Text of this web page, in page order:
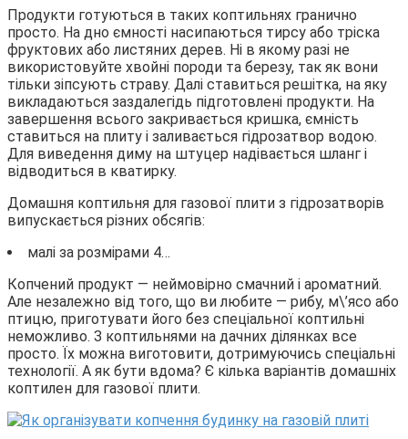
Продукти готуються в таких коптильнях гранично
просто. На дно ємності насипаються тирсу або тріска
фруктових або листяних дерев. Ні в якому разі не
використовуйте хвойні породи та березу, так як вони
тільки зіпсують страву. Далі ставиться решітка, на яку
викладаються заздалегідь підготовлені продукти. На
завершення всього закривається кришка, ємність
ставиться на плиту і заливається гідрозатвор водою.
Для виведення диму на штуцер надівається шланг і
відводиться в кватирку.
Домашня коптильня для газової плити з гідрозатворів
випускається різних обсягів:
малі за розмірами 4…
Копчений продукт — неймовірно смачний і ароматний.
Але незалежно від того, що ви любите — рибу, м\’ясо або
птицю, приготувати його без спеціальної коптильні
неможливо. З коптильнями на дачних ділянках все
просто. Їх можна виготовити, дотримуючись спеціальні
технології. А як бути вдома? Є кілька варіантів домашніх
коптилен для газової плити.